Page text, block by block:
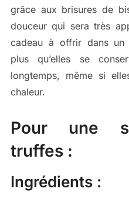
grâce aux brisures de
douceur qui sera très
cadeau à offrir dans un
plus qu’elles se
longtemps, même si
chaleur.
Pour une
truffes :
Ingrédients :